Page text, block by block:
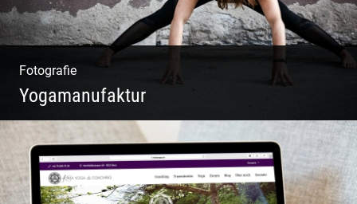
Fotografie
Yogamanufaktur
Yoga | Fashion | Cool & symphatisch